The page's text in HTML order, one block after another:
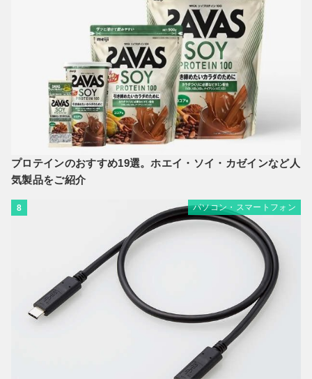
プロテインのおすすめ19選。ホエイ・ソイ・カゼインなど人
気製品をご紹介
8 パソコン・スマートフォン